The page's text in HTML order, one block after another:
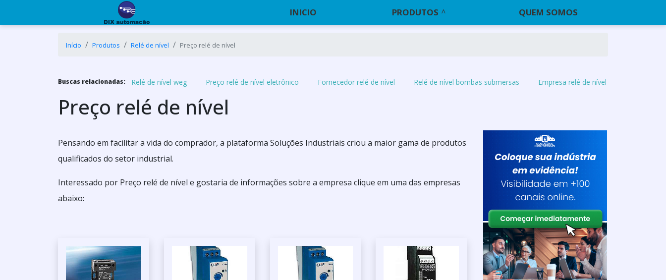
INICIO PRODUTOS QUEM SOMOS
Início Produtos Relé de nível Preço relé de nível
Buscas relacionadas: Relé de nível weg Preço relé de nível eletrônico Fornecedor relé de nível Relé de nível bombas submersas Empresa relé de nível
Preço relé de nível
Pensando em facilitar a vida do comprador, a plataforma Soluções Industriais criou a maior gama de produtos
qualificados do setor industrial.
Interessado por Preço relé de nível e gostaria de informações sobre a empresa clique em uma das empresas
abaixo: